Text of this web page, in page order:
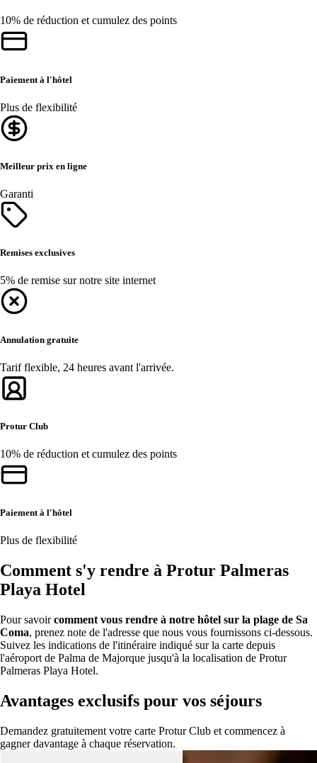
10% de réduction et cumulez des points
Paiement à l'hôtel
Plus de flexibilité
Meilleur prix en ligne
Garanti
Remises exclusives
5% de remise sur notre site internet
Annulation gratuite
Tarif flexible, 24 heures avant l'arrivée.
Protur Club
10% de réduction et cumulez des points
Paiement à l'hôtel
Plus de flexibilité
Comment s'y rendre à Protur Palmeras
Playa Hotel
Pour savoircomment vous rendre à notre hôtel sur la plage de Sa
Coma, prenez note de l'adresse que nous vous fournissons ci-dessous.
Suivez les indications de l'itinéraire indiqué sur la carte depuis
l'aéroport de Palma de Majorque jusqu'à la localisation de Protur
Palmeras Playa Hotel.
Avantages exclusifs pour vos séjours
Demandez gratuitement votre carte Protur Club et commencez à
gagner davantage à chaque réservation.